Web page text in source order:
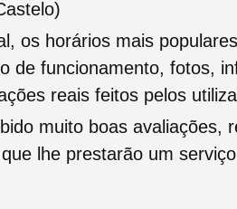
os horários mais
de funcionamento, fotos,
reais feitos pelos
muito boas avaliações,
lhe prestarão um